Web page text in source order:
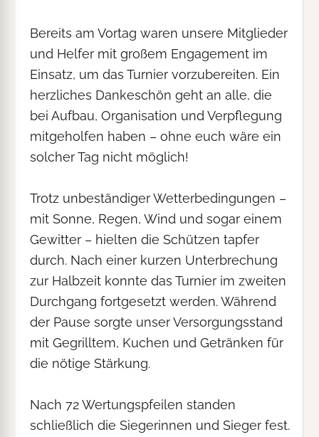
Bereits am Vortag waren unsere Mitglieder
und Helfer mit großem Engagement im
Einsatz, um das Turnier vorzubereiten. Ein
herzliches Dankeschön geht an alle, die
bei Aufbau, Organisation und Verpflegung
mitgeholfen haben – ohne euch wäre ein
solcher Tag nicht möglich!
Trotz unbeständiger Wetterbedingungen –
mit Sonne, Regen, Wind und sogar einem
Gewitter – hielten die Schützen tapfer
durch. Nach einer kurzen Unterbrechung
zur Halbzeit konnte das Turnier im zweiten
Durchgang fortgesetzt werden. Während
der Pause sorgte unser Versorgungsstand
mit Gegrilltem, Kuchen und Getränken für
die nötige Stärkung.
Nach 72 Wertungspfeilen standen
schließlich die Siegerinnen und Sieger fest.